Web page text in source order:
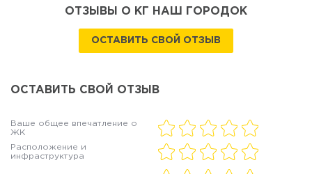
ОТЗЫВЫ О КГ НАШ ГОРОДОК
ОСТАВИТЬ СВОЙ ОТЗЫВ
ОСТАВИТЬ СВОЙ ОТЗЫВ
Ваше общее впечатление о
ЖК
Расположение и
инфраструктура